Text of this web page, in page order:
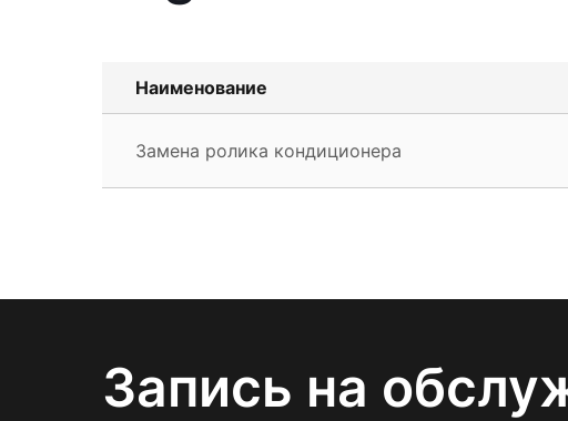
Наименование
Замена ролика кондиционера
Запись на